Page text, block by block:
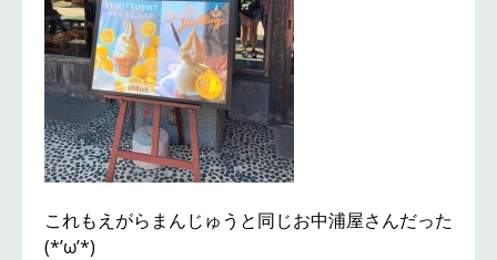
これもえがらまんじゅうと同じお中浦屋さんだった
(*’ω’*)